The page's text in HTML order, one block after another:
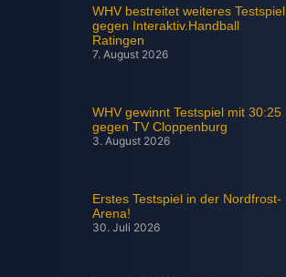
WHV bestreitet weiteres Testspiel
gegen Interaktiv.Handball
Ratingen
7. August 2026
WHV gewinnt Testspiel mit 30:25
gegen TV Cloppenburg
3. August 2026
Erstes Testspiel in der Nordfrost-
Arena!
30. Juli 2026